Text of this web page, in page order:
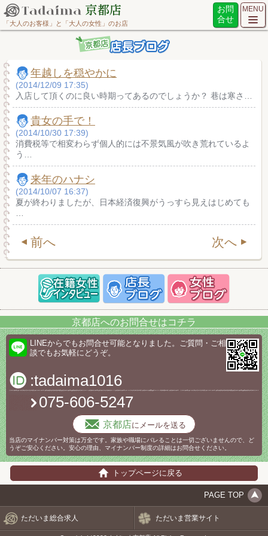
「大人のお客様」と「大人の女性」のお店
お問
合せ
MENU
年越しを穏やかに
(2014/12/09 17:35)
入店して頂くのに良い時期ってあるのでしょうか？ 巷は寒さ…
貴女の手で！
(2014/10/30 17:39)
消費税等で相変わらず個人的には不景気風が吹き荒れているよ
う…
来年のハナシ
(2014/10/07 16:37)
夏が終わりましたが、日本経済復興がうっすら見えはじめても
前へ 次へ
京都店へのお問合せはコチラ
LINEからでもお問合せ可能となりました。ご質問・ご相
談でもお気軽にどうぞ。
:tadaima1016
075-606-5247
京都店にメールを送る
当店のマイナンバー対策は万全です。家族や職場にバレることは一切ございませんので、ど
うぞご安心ください。安心の理由、マイナンバー制度の詳細はお問合せください。
トップページに戻る
PAGE TOP
ただいま総合求人 ただいま営業サイト